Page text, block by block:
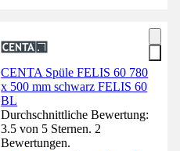
CENTA Spüle FELIS 60 780
x 500 mm schwarz FELIS 60
BL
Durchschnittliche Bewertung:
3.5 von 5 Sternen. 2
Bewertungen.